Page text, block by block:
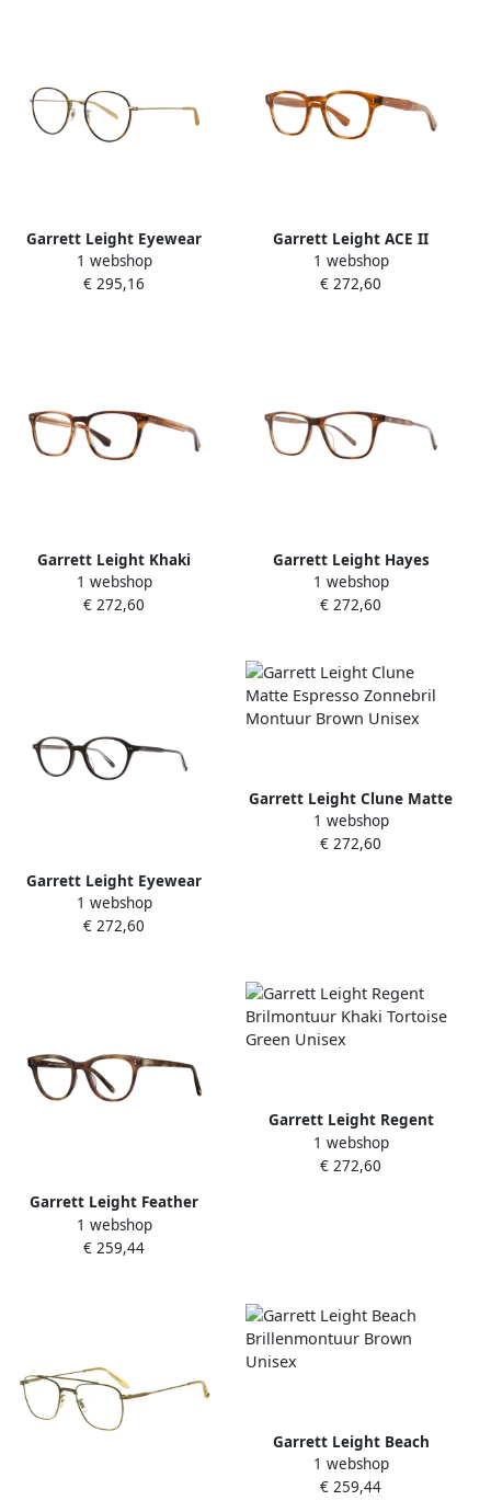
Garrett Leight Eyewear
frames Paloma Yellow
Unisex
1 webshop
€ 295,16
Garrett Leight ACE II
Sunglasses in Demi Blonde
Brown Unisex
1 webshop
€ 272,60
Garrett Leight Khaki
Tortoise Eyewear Frames
Brown Unisex
1 webshop
€ 272,60
Garrett Leight Hayes
Eyewear Frames Brown
Unisex
1 webshop
€ 272,60
Garrett Leight Eyewear
frames Franklin Black
Unisex
1 webshop
€ 272,60
Garrett Leight Clune Matte
Espresso Zonnebril
Montuur Brown Unisex
1 webshop
€ 272,60
Garrett Leight Feather
Tortoise Eyewear Frames
Loyola Brown Unisex
1 webshop
€ 259,44
Garrett Leight Regent
Brilmontuur Khaki Tortoise
Green Unisex
1 webshop
€ 272,60
Garrett Leight Beach
Brillenmontuur Brown
Unisex
1 webshop
€ 259,44